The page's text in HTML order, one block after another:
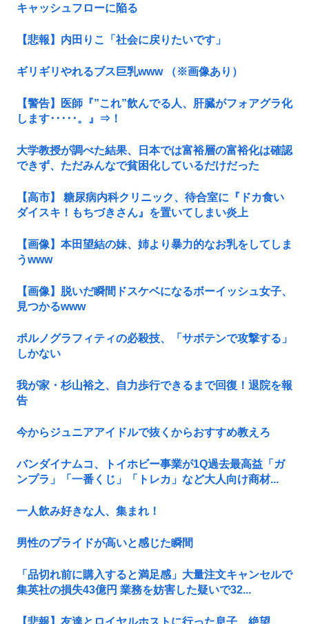
キャッシュフローに陥る
【悲報】内田りこ「社会に戻りたいです」
ギリギリやれるブス巨乳www （※画像あり）
【警告】医師『”これ”飲んでる人、肝臓がフォアグラ化
します･････。』⇒！
大学教授が調べた結果、日本では富裕層の富裕化は確認
できず、ただみんなで貧困化しているだけだった
【高市】 糖尿病内科クリニック、待合室に『ドカ食い
ダイスキ！もちづきさん』を置いてしまい炎上
【画像】本田望結の妹、姉より暴力的なお乳をしてしま
うwww
【画像】脱いだ瞬間ドスケベになるボーイッシュ女子、
見つかるwww
ポルノグラフィティの必殺技、「サボテンで攻撃する」
しかない
我が家・杉山裕之、自力歩行できるまで回復！退院を報
告
今からジュニアアイドルで抜くからおすすめ教えろ
バンダイナムコ、トイホビー事業が1Q過去最高益「ガ
ンプラ」「一番くじ」「トレカ」など大人向け商材...
一人飲み好きな人、集まれ！
男性のプライドが高いと感じた瞬間
「品切れ前に購入すると満足感」大量注文キャンセルで
集英社の損失43億円 業務を妨害した疑いで32...